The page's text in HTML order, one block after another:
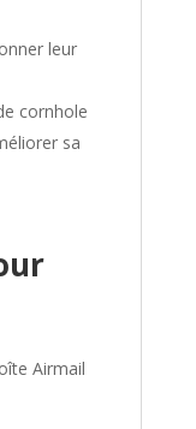
leur
cornhole
sa
Airmail